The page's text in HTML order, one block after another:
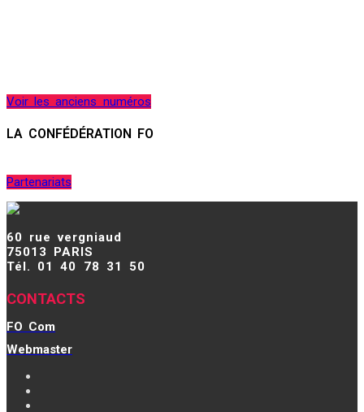
Voir les anciens numéros
LA CONFÉDÉRATION FO
Partenariats
60 rue vergniaud
75013 PARIS
Tél. 01 40 78 31 50
CONTACTS
FO Com
Webmaster